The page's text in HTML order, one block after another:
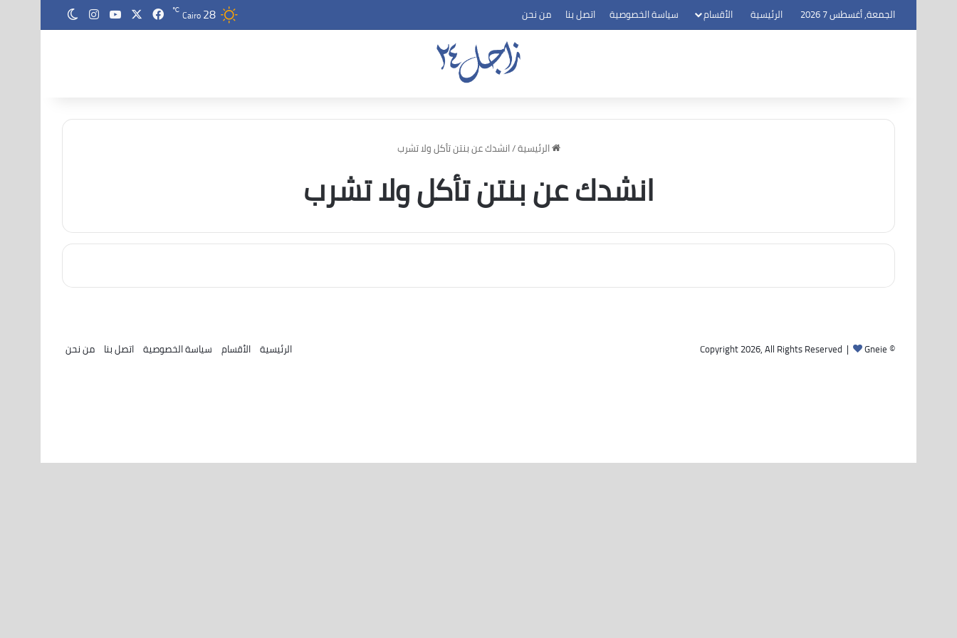
الجمعة, أغسطس 7 2026 الرئيسية الأقسام سياسة الخصوصية اتصل بنا من نحن Cairo28
℃ فيسبوك ‫YouTubeانستقرام
الرئيسية/انشدك عن بنتن تأكل ولا تشرب
انشدك عن بنتن تأكل ولا تشرب
© Copyright 2026, All Rights Reserved |
Gneie الرئيسية الأقسام سياسة الخصوصية اتصل بنا من نحن